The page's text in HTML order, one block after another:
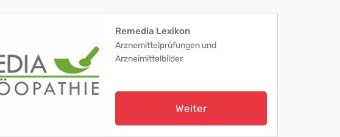
Remedia Lexikon
Arznemittelprüfungen und
Arzneimittelbilder
Weiter